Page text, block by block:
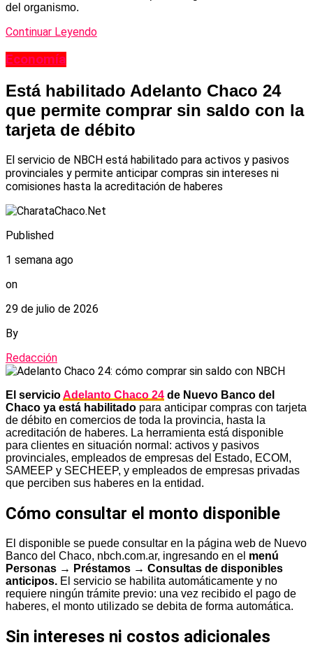
del organismo.
Continuar Leyendo
Economía
Está habilitado Adelanto Chaco 24
que permite comprar sin saldo con la
tarjeta de débito
El servicio de NBCH está habilitado para activos y pasivos
provinciales y permite anticipar compras sin intereses ni
comisiones hasta la acreditación de haberes
Published
1 semana ago
on
29 de julio de 2026
By
Redacción
El servicioAdelanto Chaco 24 de Nuevo Banco del
Chaco ya está habilitado para anticipar compras con tarjeta
de débito en comercios de toda la provincia, hasta la
acreditación de haberes. La herramienta está disponible
para clientes en situación normal: activos y pasivos
provinciales, empleados de empresas del Estado, ECOM,
SAMEEP y SECHEEP, y empleados de empresas privadas
que perciben sus haberes en la entidad.
Cómo consultar el monto disponible
El disponible se puede consultar en la página web de Nuevo
Banco del Chaco, nbch.com.ar, ingresando en el menú
Personas → Préstamos → Consultas de disponibles
anticipos. El servicio se habilita automáticamente y no
requiere ningún trámite previo: una vez recibido el pago de
haberes, el monto utilizado se debita de forma automática.
Sin intereses ni costos adicionales